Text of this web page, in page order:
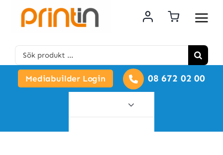
Search
for:
Mediabuilder Login
08 672 02 00
produkter